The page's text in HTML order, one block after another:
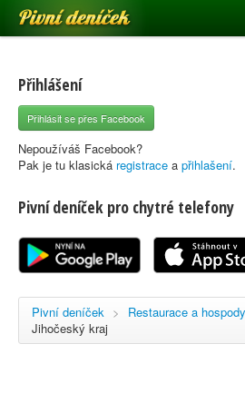
Pivní deníček
Pivní mapa
Pivní značky
Nápověda
Registrace
Přihlášení
Přihlásit se přes Facebook
Nepoužíváš Facebook?
Pak je tu klasická registrace a přihlašení.
Pivní deníček pro chytré telefony
Pivní deníček > Restaurace a hospody
Jihočeský kraj